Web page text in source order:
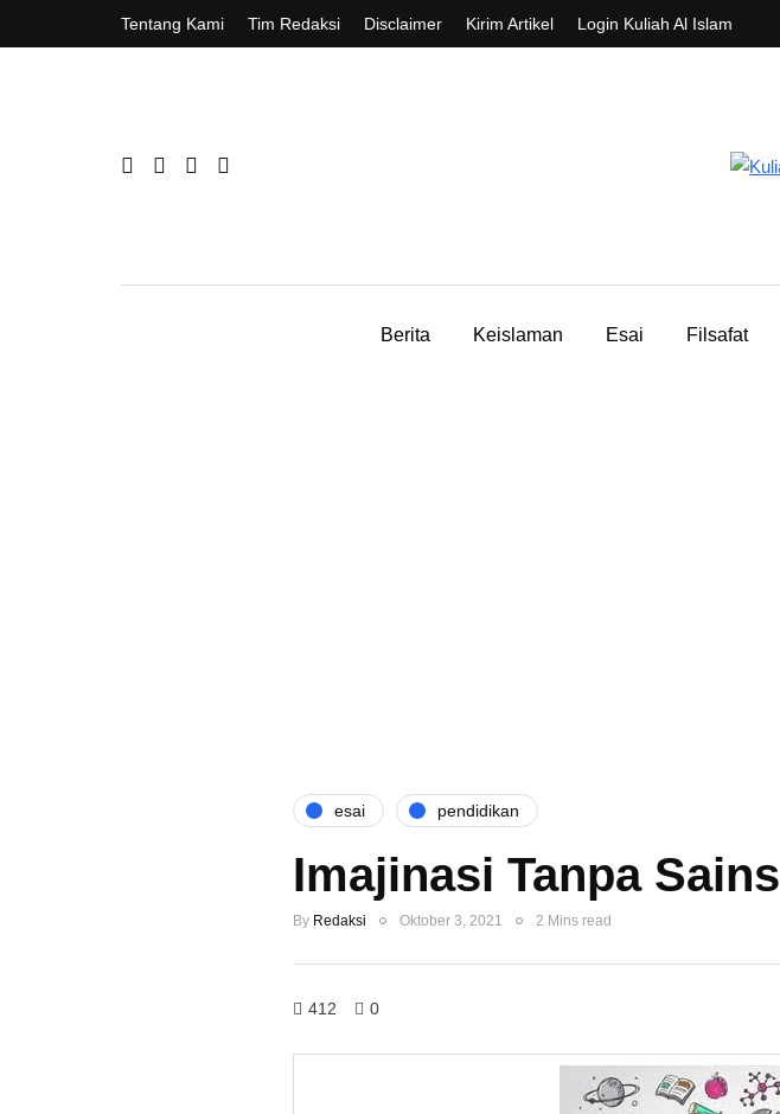
Tentang Kami Tim Redaksi Disclaimer Kirim Artikel Login Kuliah Al Islam
Berita Keislaman Esai Filsafat
esai pendidikan
Imajinasi Tanpa Sains
By Redaksi Oktober 3, 2021 2 Mins read
412 0